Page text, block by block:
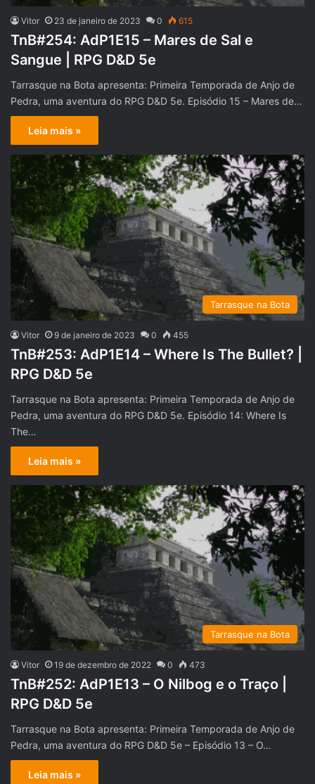
Vitor 23 de janeiro de 2023 0 615
TnB#254: AdP1E15 – Mares de Sal e
Sangue | RPG D&D 5e
Tarrasque na Bota apresenta: Primeira Temporada de Anjo de
Pedra, uma aventura do RPG D&D 5e. Episódio 15 – Mares de…
Leia mais »
Tarrasque na Bota
Vitor 9 de janeiro de 2023 0 455
TnB#253: AdP1E14 – Where Is The Bullet? |
RPG D&D 5e
Tarrasque na Bota apresenta: Primeira Temporada de Anjo de
Pedra, uma aventura do RPG D&D 5e. Episódio 14: Where Is
The…
Leia mais »
Tarrasque na Bota
Vitor 19 de dezembro de 2022 0 473
TnB#252: AdP1E13 – O Nilbog e o Traço |
RPG D&D 5e
Tarrasque na Bota apresenta: Primeira Temporada de Anjo de
Pedra, uma aventura do RPG D&D 5e – Episódio 13 – O…
Leia mais »